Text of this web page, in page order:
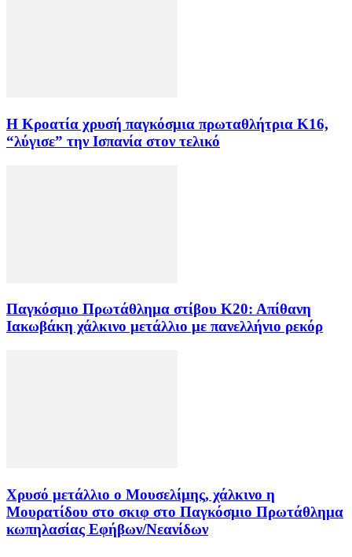
Η Κροατία χρυσή παγκόσμια πρωταθλήτρια Κ16,
“λύγισε” την Ισπανία στον τελικό
Παγκόσμιο Πρωτάθλημα στίβου Κ20: Απίθανη
Ιακωβάκη χάλκινο μετάλλιο με πανελλήνιο ρεκόρ
Χρυσό μετάλλιο ο Μουσελίμης, χάλκινο η
Μουρατίδου στο σκιφ στο Παγκόσμιο Πρωτάθλημα
κωπηλασίας Εφήβων/Νεανίδων